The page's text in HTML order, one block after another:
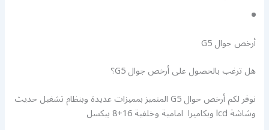
أرخص جوال G5
هل ترغب بالحصول على أرخص جوال G5؟
نوفر لكم أرخص حوال G5 المتميز بمميزات عديدة وبنظام تشغيل حديث
وشاشة lcd وبكاميرا امامية وخلفية 16+8 بيكسل